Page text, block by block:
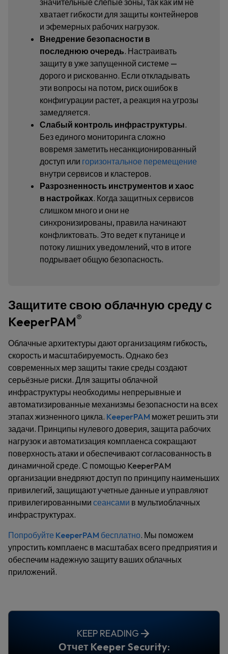
значительные слепые зоны, так как им не
хватает гибкости для защиты контейнеров
и эфемерных рабочих нагрузок.
Внедрение безопасности в
последнюю очередь. Настраивать
защиту в уже запущенной системе —
дорого и рискованно. Если откладывать
эти вопросы на потом, риск ошибок в
конфигурации растет, а реакция на угрозы
замедляется.
Слабый контроль инфраструктуры.
Без единого мониторинга сложно
вовремя заметить несанкционированный
доступ или горизонтальное перемещение
внутри сервисов и кластеров.
Разрозненность инструментов и хаос
в настройках. Когда защитных сервисов
слишком много и они не
синхронизированы, правила начинают
конфликтовать. Это ведет к путанице и
потоку лишних уведомлений, что в итоге
подрывает общую безопасность.
Защитите свою облачную среду с
KeeperPAM®
Облачные архитектуры дают организациям гибкость,
скорость и масштабируемость. Однако без
современных мер защиты такие среды создают
серьёзные риски. Для защиты облачной
инфраструктуры необходимы непрерывные и
автоматизированные механизмы безопасности на всех
этапах жизненного цикла. KeeperPAM может решить эти
задачи. Принципы нулевого доверия, защита рабочих
нагрузок и автоматизация комплаенса сокращают
поверхность атаки и обеспечивают согласованность в
динамичной среде. С помощью KeeperPAM
организации внедряют доступ по принципу наименьших
привилегий, защищают учетные данные и управляют
привилегированными сеансами в мультиоблачных
инфраструктурах.
Попробуйте KeeperPAM бесплатно. Мы поможем
упростить комплаенс в масштабах всего предприятия и
обеспечим надежную защиту ваших облачных
приложений.
KEEP READING
Отчет Keeper Security: